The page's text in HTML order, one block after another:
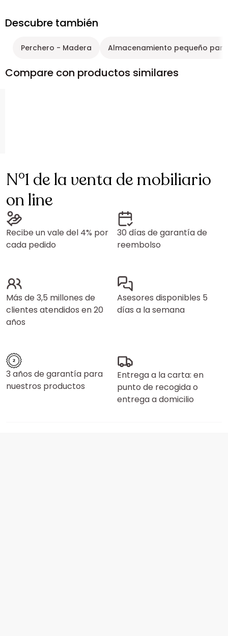
Descubre también
Perchero - Madera Almacenamiento pequeño
Compare con productos similares
N°1 de la venta de mobiliario
on line
Recibe un vale del 4% por
cada pedido
30 días de garantía de
reembolso
Más de 3,5 millones de
clientes atendidos en 20
años
Asesores disponibles 5
días a la semana
3 años de garantía para
nuestros productos
Entrega a la carta: en
punto de recogida o
entrega a domicilio